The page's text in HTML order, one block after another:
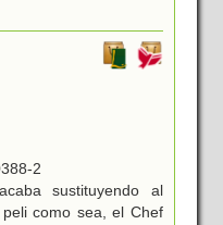
2
sustituyendo al
como sea, el Chef